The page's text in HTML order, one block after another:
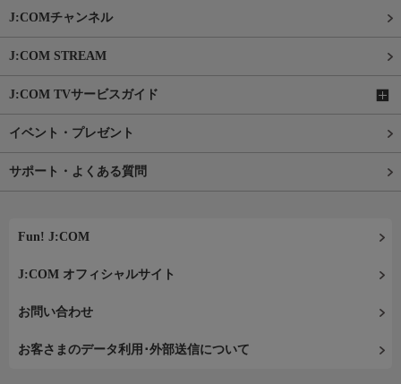
J:COMチャンネル
J:COM STREAM
J:COM TVサービスガイド
イベント・プレゼント
サポート・よくある質問
Fun! J:COM
J:COM オフィシャルサイト
お問い合わせ
お客さまのデータ利用･外部送信について